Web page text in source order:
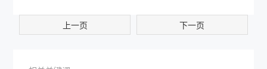
上一页 下一页